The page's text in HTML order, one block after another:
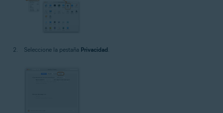
Seleccione la pestaña Privacidad.